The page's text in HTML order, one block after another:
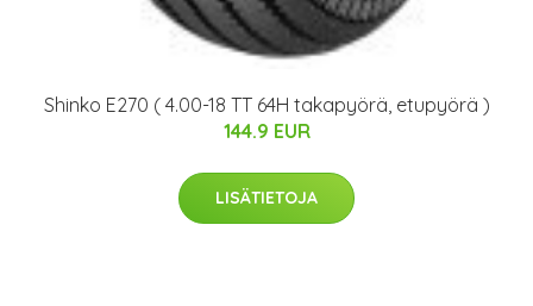
Shinko E270 ( 4.00-18 TT 64H takapyörä, etupyörä )
144.9 EUR
LISÄTIETOJA